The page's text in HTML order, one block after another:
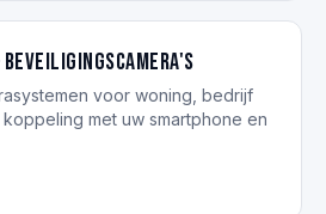
voor woning, bedrijf
met uw smartphone en